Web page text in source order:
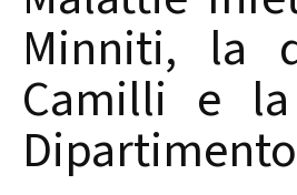
Minniti, la
Camilli e la